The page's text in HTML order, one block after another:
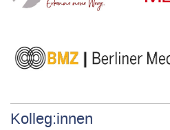
Kolleg:innen